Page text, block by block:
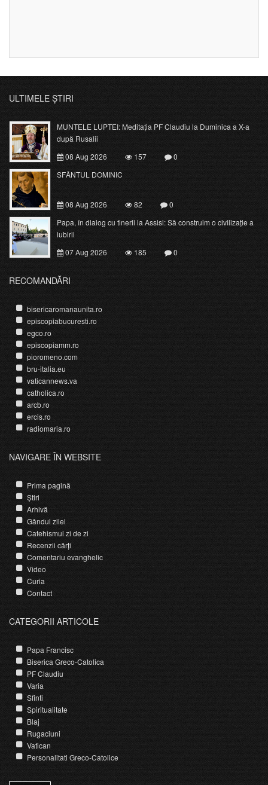
ULTIMELE ȘTIRI
MUNTELE LUPTEI: Meditația PF Claudiu la Duminica a X-a
după Rusalii
08 Aug 2026
157
0
SFÂNTUL DOMINIC
08 Aug 2026 82
0
Papa, în dialog cu tinerii la Assisi: Să construim o civilizație a
iubirii
07 Aug 2026
185 0
RECOMANDĂRI
bisericaromanaunita.ro
episcopiabucuresti.ro
egco.ro
episcopiamm.ro
pioromeno.com
bru-italia.eu
vaticannews.va
catholica.ro
arcb.ro
ercis.ro
radiomaria.ro
NAVIGARE ÎN WEBSITE
Prima pagină
Știri
Arhivă
Gândul zilei
Catehismul zi de zi
Recenzii cărți
Comentariu evanghelic
Video
Curia
Contact
CATEGORII ARTICOLE
Papa Francisc
Biserica Greco-Catolica
PF Claudiu
Varia
Sfinti
Spiritualitate
Blaj
Rugaciuni
Vatican
Personalitati Greco-Catolice